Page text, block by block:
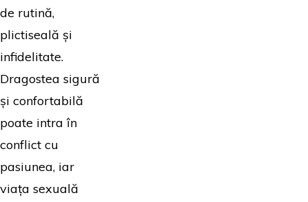
de rutină,
plictiseală și
infidelitate.
Dragostea sigură
și confortabilă
poate intra în
conflict cu
pasiunea, iar
viața sexuală